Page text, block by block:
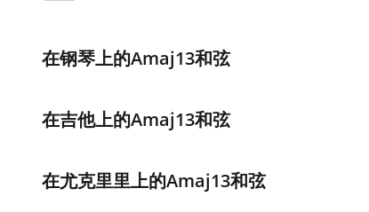
在钢琴上的Amaj13和弦
在吉他上的Amaj13和弦
在尤克里里上的Amaj13和弦